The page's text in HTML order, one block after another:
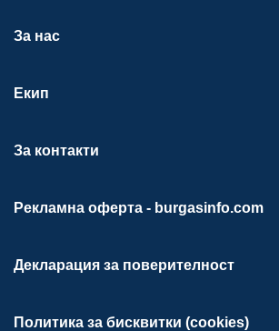
За нас
Екип
За контакти
Рекламна оферта - burgasinfo.com
Декларация за поверителност
Политика за бисквитки (cookies)